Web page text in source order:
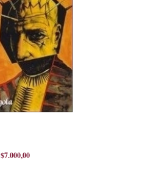
$7.000,00